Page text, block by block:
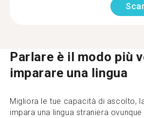
Parlare è il modo più
imparare una lingua
Migliora le tue capacità di ascolto,
impara una lingua straniera